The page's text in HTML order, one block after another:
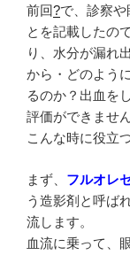
前回?で、診察
とを記載したの
り、水分が漏れ
から・どのよう
るのか？出血を
評価ができません
こんな時に役立
まず、 フルオレ
う造影剤と呼ば
流します。
血流に乗って、